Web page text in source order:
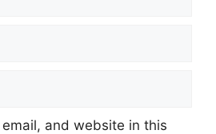
and website in this